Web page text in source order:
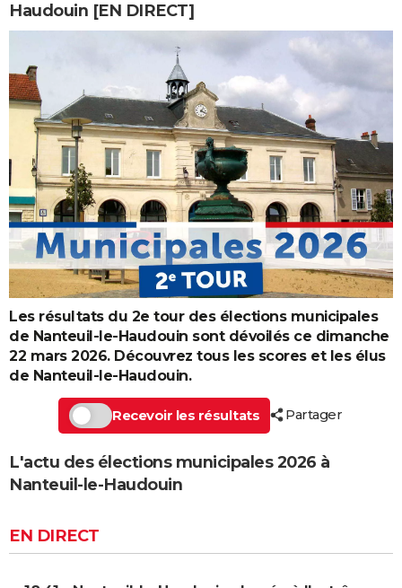
Haudouin [EN DIRECT]
Les résultats du 2e tour des élections municipales
de Nanteuil-le-Haudouin sont dévoilés ce dimanche
22 mars 2026. Découvrez tous les scores et les élus
de Nanteuil-le-Haudouin.
Recevoir les résultats Partager
L'actu des élections municipales 2026 à
Nanteuil-le-Haudouin
EN DIRECT